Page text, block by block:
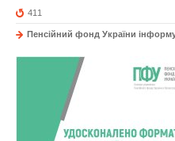
411
Пенсійний фонд України